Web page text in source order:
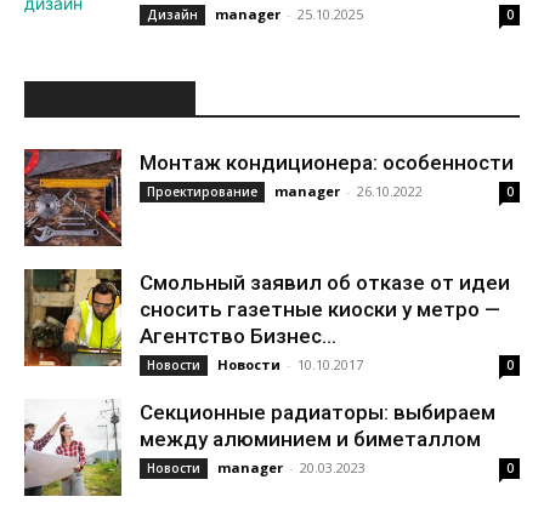
Дизайн manager - 25.10.2025 0
Монтаж кондиционера: особенности
Проектирование manager - 26.10.2022 0
Смольный заявил об отказе от идеи
сносить газетные киоски у метро —
Агентство Бизнес...
Новости Новости - 10.10.2017 0
Секционные радиаторы: выбираем
между алюминием и биметаллом
Новости manager - 20.03.2023 0